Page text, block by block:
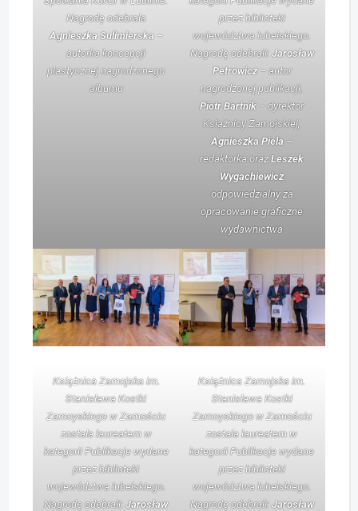
Nagrodę odebrała
Agnieszka Sulimierska–
autorka koncepcji
plastycznej nagrodzonego
albumu
przez biblioteki
województwa lubelskiego.
Nagrodę odebrali:Jarosław
Petrowicz– autor
nagrodzonej publikacji,
Piotr Bartnik – dyrektor
Książnicy Zamojskiej,
Agnieszka Piela –
redaktorka orazLeszek
Wygachiewicz
odpowiedzialny za
opracowanie graficzne
wydawnictwa
Książnica Zamojska im.
Stanisława Kostki
Zamoyskiego w Zamościu
została laureatem w
kategorii Publikacje wydane
przez biblioteki
województwa lubelskiego.
Nagrodę odebrali:Jarosław
Książnica Zamojska im.
Stanisława Kostki
Zamoyskiego w Zamościu
została laureatem w
kategorii Publikacje wydane
przez biblioteki
województwa lubelskiego.
Nagrodę odebrali:Jarosław